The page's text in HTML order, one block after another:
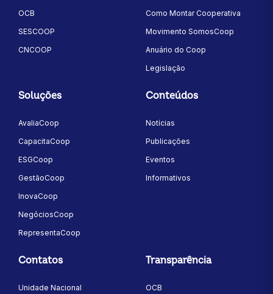
OCB
SESCOOP
CNCOOP
Como Montar Cooperativa
Movimento SomosCoop
Anuário do Coop
Legislação
Soluções
AvaliaCoop
CapacitaCoop
ESGCoop
GestãoCoop
InovaCoop
NegóciosCoop
RepresentaCoop
Conteúdos
Notícias
Publicações
Eventos
Informativos
Contatos
Unidade Nacional
Transparência
OCB